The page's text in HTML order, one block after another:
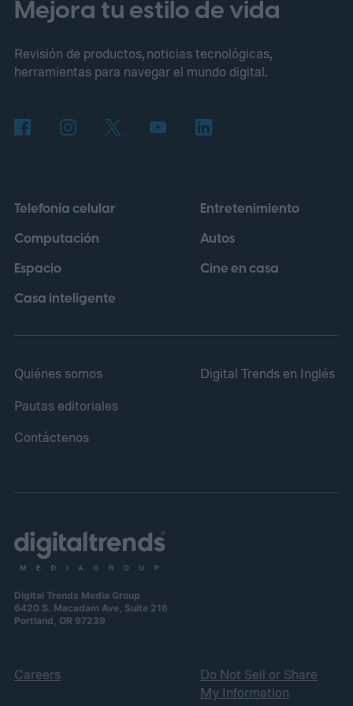
presentado en 1966 y considerado uno de
los primeros superdeportivos modernos
con motor central trasero. En su versión
CV y podía superar los 290 km/h, cifras que
Mejora tu estilo de vida
Revisión de productos, noticias tecnológicas,
herramientas para navegar el mundo digital.
Telefonía celular
Computación
Espacio
Casa inteligente
Entretenimiento
Autos
Cine en casa
Quiénes somos
Pautas editoriales
Contáctenos
Digital Trends en Inglés
Digital Trends Media Group
6420 S. Macadam Ave, Suite 216
Portland, OR 97239
Careers
Do Not Sell or Share
My Information